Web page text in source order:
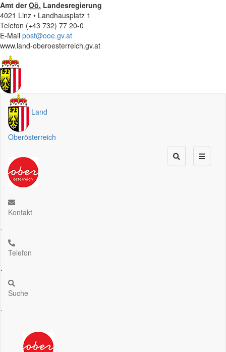
Amt derOö. Landesregierung
4021 Linz • Landhausplatz 1
Telefon (+43 732) 77 20-0
E-Mail post@ooe.gv.at
www.land-oberoesterreich.gv.at
Land
Oberösterreich
Kontakt
.
Telefon
.
Suche
.